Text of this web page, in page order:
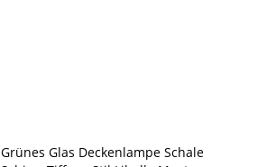
Grünes Glas Deckenlampe Schale